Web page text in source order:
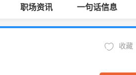
职场资讯 一句话信息
收藏